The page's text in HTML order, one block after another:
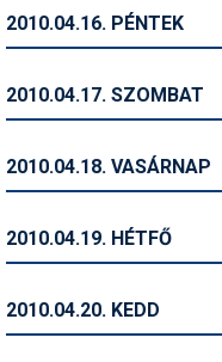
Síszerviz
Snowboard
2010.04.16. PÉNTEK
2010.04.17. SZOMBAT
2010.04.18. VASÁRNAP
2010.04.19. HÉTFŐ
2010.04.20. KEDD